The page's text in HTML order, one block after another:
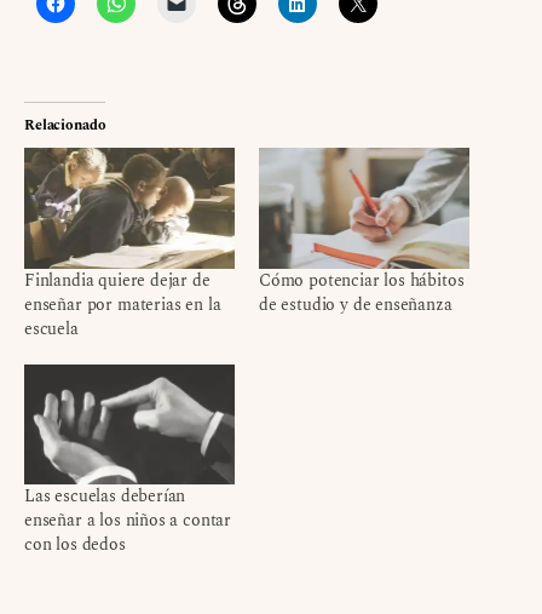
Relacionado
Finlandia quiere dejar de
enseñar por materias en la
escuela
Cómo potenciar los hábitos
de estudio y de enseñanza
Las escuelas deberían
enseñar a los niños a contar
con los dedos